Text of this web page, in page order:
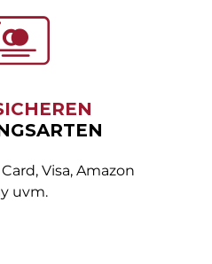
Visa, Amazon
uvm.